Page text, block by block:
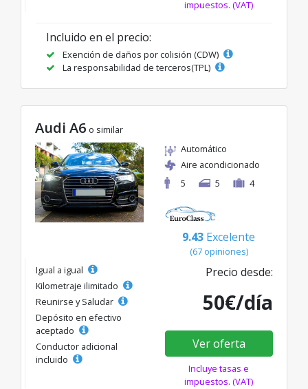
impuestos. (VAT)
Incluido en el precio:
Exención de daños por colisión (CDW)
La responsabilidad de terceros(TPL)
Audi A6 o similar
Automático
Aire acondicionado
5
5 4
9.43 Excelente
(67 opiniones)
Igual a igual
Kilometraje ilimitado
Reunirse y Saludar
Depósito en efectivo
aceptado
Conductor adicional
incluido
Precio desde:
50€/día
Ver oferta
Incluye tasas e
impuestos. (VAT)